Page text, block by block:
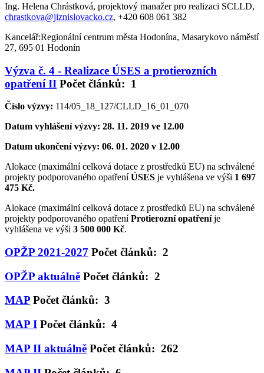
Ing. Helena Chrástková, projektový manažer pro realizaci SCLLD,
chrastkova@jiznislovacko.cz, +420 608 061 382
Kancelář:Regionální centrum města Hodonína, Masarykovo náměstí
27, 695 01 Hodonín
Výzva č. 4 - Realizace ÚSES a protierozních
opatření II Počet článků: 1
Číslo výzvy: 114/05_18_127/CLLD_16_01_070
Datum vyhlášení výzvy: 28. 11. 2019 ve 12.00
Datum ukončení výzvy: 06. 01. 2020 v 12.00
Alokace (maximální celková dotace z prostředků EU) na schválené
projekty podporovaného opatřeníÚSES je vyhlášena ve výši 1 697
475 Kč.
Alokace (maximální celková dotace z prostředků EU) na schválené
projekty podporovaného opatřeníProtierozní opatřeníje
vyhlášena ve výši 3 500 000 Kč.
OPŽP 2021-2027 Počet článků: 2
OPŽP aktuálně Počet článků: 2
MAP Počet článků: 3
MAP I Počet článků: 4
MAP II aktuálně Počet článků: 262